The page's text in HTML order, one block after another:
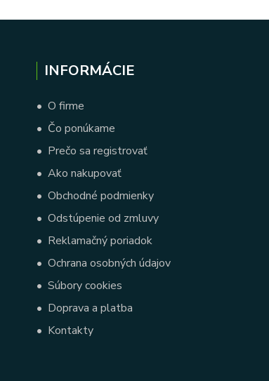
INFORMÁCIE
• O firme
• Čo ponúkame
• Prečo sa registrovať
• Ako nakupovať
• Obchodné podmienky
• Odstúpenie od zmluvy
• Reklamačný poriadok
• Ochrana osobných údajov
• Súbory cookies
• Doprava a platba
• Kontakty